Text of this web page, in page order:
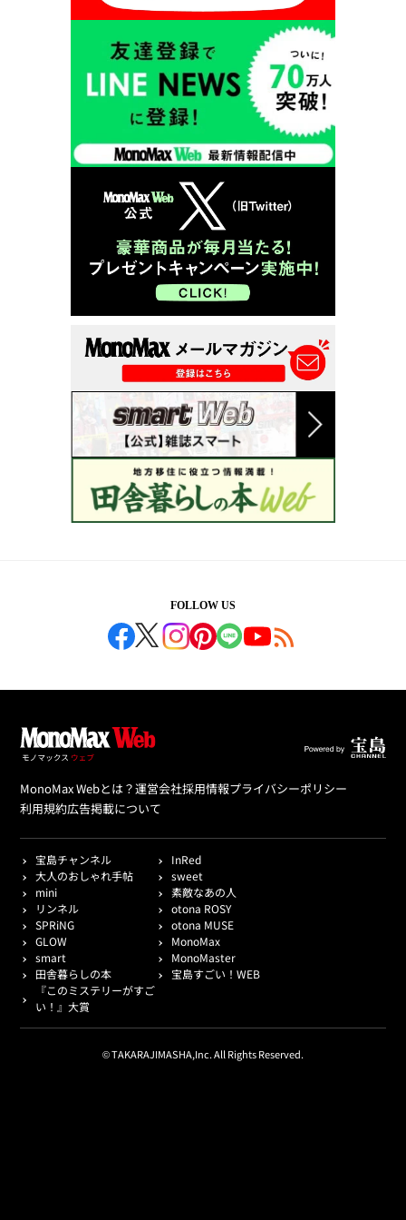
FOLLOW US
MonoMax Webとは？運営会社採用情報プライバシーポリシー
利用規約広告掲載について
宝島チャンネル
InRed
大人のおしゃれ手帖
sweet
mini
素敵なあの人
リンネル
otona ROSY
SPRiNG
otona MUSE
GLOW
MonoMax
smart
MonoMaster
田舎暮らしの本
宝島すごい！WEB
『このミステリーがすご
い！』大賞
© TAKARAJIMASHA,Inc. All Rights Reserved.